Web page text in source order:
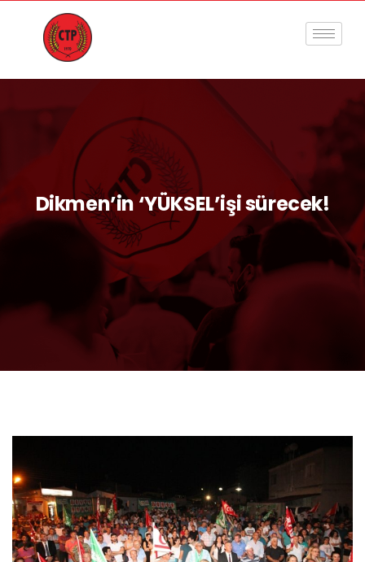
Dikmen’in ‘YÜKSEL’işi sürecek!